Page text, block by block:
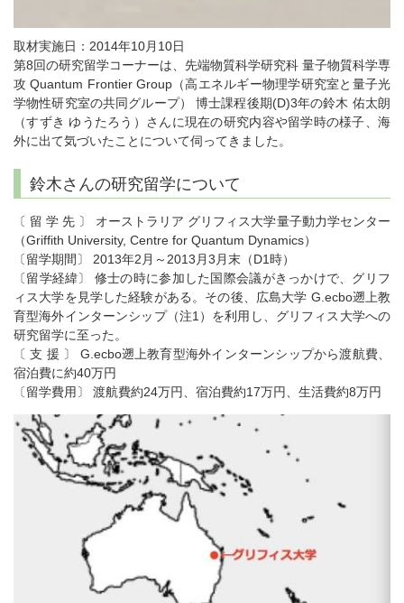
取材実施日：2014年10月10日
第8回の研究留学コーナーは、先端物質科学研究科 量子物質科学専
攻 Quantum Frontier Group（高エネルギー物理学研究室と量子光
学物性研究室の共同グループ） 博士課程後期(D)3年の鈴木 佑太朗
（すずき ゆうたろう）さんに現在の研究内容や留学時の様子、海
外に出て気づいたことについて伺ってきました。
鈴木さんの研究留学について
〔 留 学 先 〕 オーストラリア グリフィス大学量子動力学センター
（Griffith University, Centre for Quantum Dynamics）
〔留学期間〕 2013年2月～2013月3月末（D1時）
〔留学経緯〕 修士の時に参加した国際会議がきっかけで、グリフ
ィス大学を見学した経験がある。その後、広島大学 G.ecbo遡上教
育型海外インターンシップ（注1）を利用し、グリフィス大学への
研究留学に至った。
〔 支 援 〕 G.ecbo遡上教育型海外インターンシップから渡航費、
宿泊費に約40万円
〔留学費用〕 渡航費約24万円、宿泊費約17万円、生活費約8万円